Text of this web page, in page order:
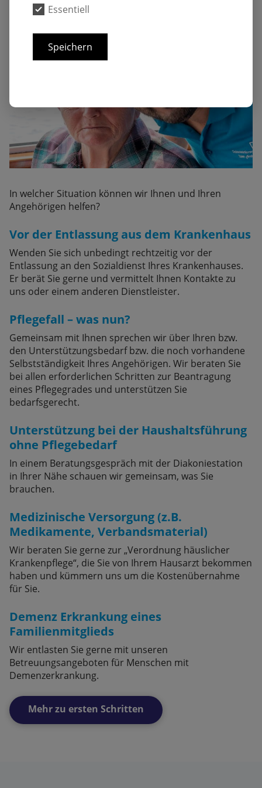
In welcher Situation können wir Ihnen und Ihren
Angehörigen helfen?
Vor der Entlassung aus dem Krankenhaus
Wenden Sie sich unbedingt rechtzeitig vor der
Entlassung an den Sozialdienst Ihres Krankenhauses.
Er berät Sie gerne und vermittelt Ihnen Kontakte zu
uns oder einem anderen Dienstleister.
Pflegefall – was nun?
Gemeinsam mit Ihnen sprechen wir über Ihren bzw.
den Unterstützungsbedarf bzw. die noch vorhandene
Selbstständigkeit Ihres Angehörigen. Wir beraten Sie
bei allen erforderlichen Schritten zur Beantragung
eines Pflegegrades und unterstützen Sie
bedarfsgerecht.
Unterstützung bei der Haushaltsführung
ohne Pflegebedarf
In einem Beratungsgespräch mit der Diakoniestation
in Ihrer Nähe schauen wir gemeinsam, was Sie
brauchen.
Medizinische Versorgung (z.B.
Medikamente, Verbandsmaterial)
Wir beraten Sie gerne zur „Verordnung häuslicher
Krankenpflege“, die Sie von Ihrem Hausarzt bekommen
haben und kümmern uns um die Kostenübernahme
für Sie.
Demenz Erkrankung eines
Familienmitglieds
Wir entlasten Sie gerne mit unseren
Betreuungsangeboten für Menschen mit
Demenzerkrankung.
Mehr zu ersten Schritten
Essentiell
Speichern